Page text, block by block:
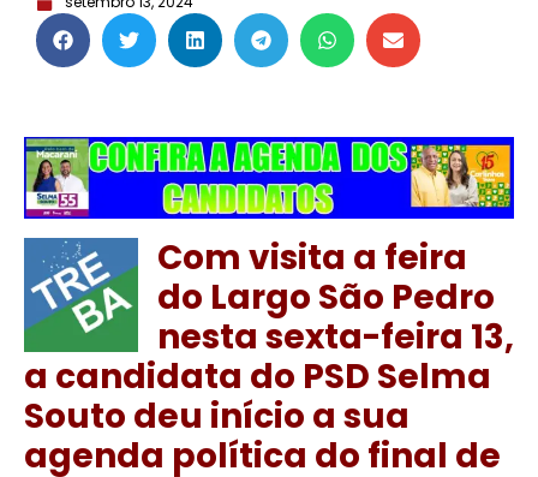
Com visita a feira
do Largo São Pedro
nesta sexta-feira 13,
a candidata do PSD Selma
Souto deu início a sua
agenda política do final de